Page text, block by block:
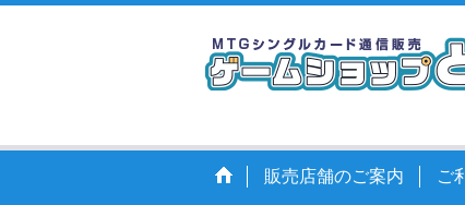
販売店舗のご案内 ご